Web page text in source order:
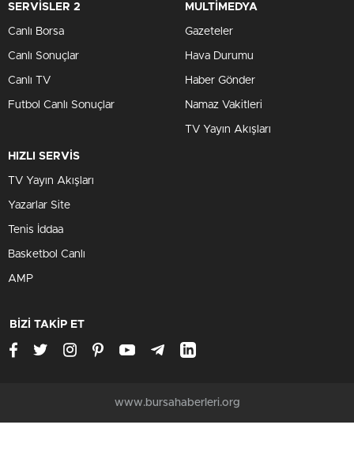
SERVİSLER 2
Canlı Borsa
Canlı Sonuçlar
Canlı TV
Futbol Canlı Sonuçlar
MULTİMEDYA
Gazeteler
Hava Durumu
Haber Gönder
Namaz Vakitleri
TV Yayın Akışları
HIZLI SERVİS
TV Yayın Akışları
Yazarlar Site
Tenis İddaa
Basketbol Canlı
AMP
BİZİ TAKİP ET
www.bursahaberleri.org